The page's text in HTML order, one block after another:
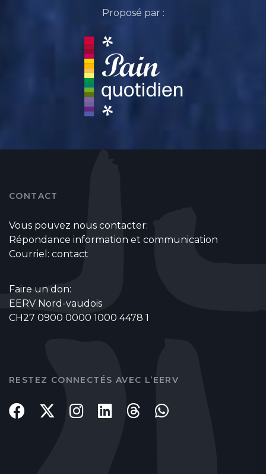
Proposé par :
CONTACT
Vous pouvez nous contacter:
Répondance information et communication
Courriel: contact
Faire un don:
EERV Nord-vaudois
CH27 0900 0000 1000 4478 1
RESTEZ CONNECTÉS AVEC L’EERV